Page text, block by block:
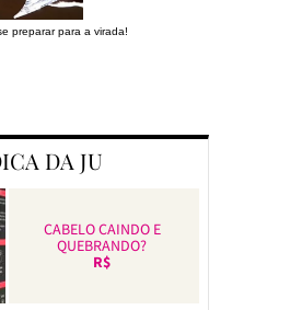
preparar para a virada!
DA JU
CABELO CAINDO E
QUEBRANDO?
R$